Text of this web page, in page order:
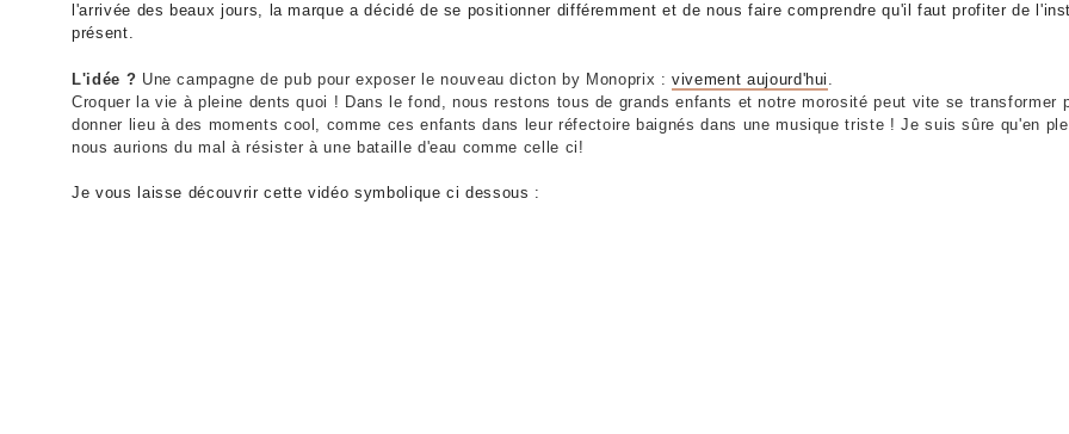
l'arrivée des beaux jours, la marque a décidé de se positionner différemment et de nous faire comprendre qu'il faut profiter de
présent.
L'idée ? Une campagne de pub pour exposer le nouveau dicton by Monoprix :vivement aujourd'hui
Croquer la vie à pleine dents quoi ! Dans le fond, nous restons tous de grands enfants et notre morosité peut vite se transformer
donner lieu à des moments cool, comme ces enfants dans leur réfectoire baignés dans une musique triste ! Je suis sûre qu'en
nous aurions du mal à résister à une bataille d'eau comme celle ci!
Je vous laisse découvrir cette vidéo symbolique ci dessous :